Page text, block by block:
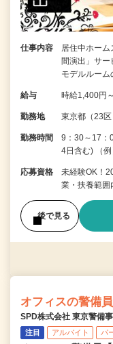
仕事内容
居住中ホー
間演出」サー
モデルルー
給与 時給1,400円
勤務地 東京都（23
勤務時間
9：30～17：
4日含む) （
応募資格
未経験OK！
業・扶養範囲
後で見る
オフィスの警備員
SPD株式会社 東京警備
注目 アルバイト パ